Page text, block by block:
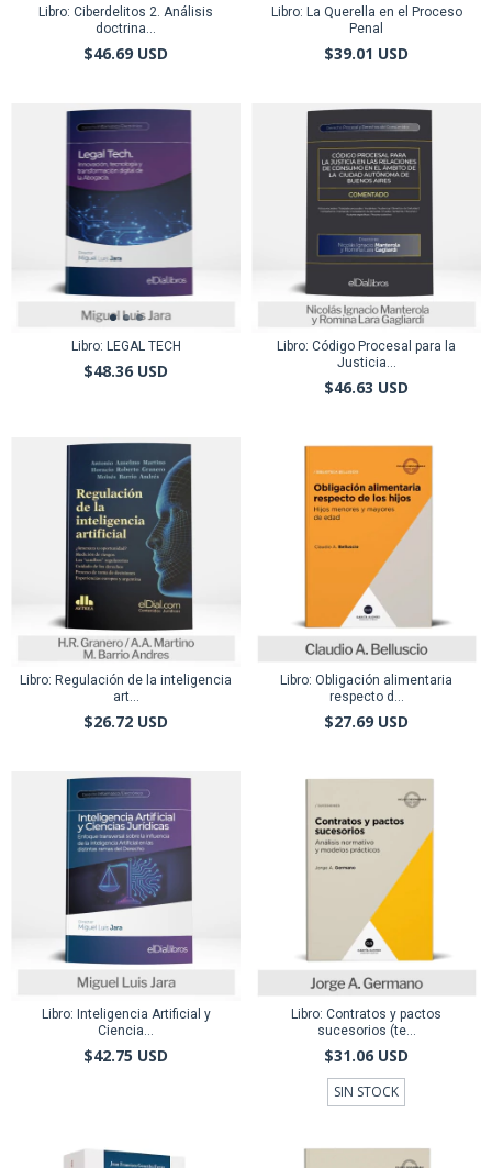
Libro: Ciberdelitos 2. Análisis
doctrina...
$46.69 USD
Libro: La Querella en el Proceso
Penal
$39.01 USD
Libro: LEGAL TECH
$48.36 USD
Libro: Código Procesal para la
Justicia...
$46.63 USD
Libro: Regulación de la inteligencia
art...
$26.72 USD
Libro: Obligación alimentaria
respecto d...
$27.69 USD
Libro: Inteligencia Artificial y
Ciencia...
$42.75 USD
Libro: Contratos y pactos
sucesorios (te...
$31.06 USD
SIN STOCK